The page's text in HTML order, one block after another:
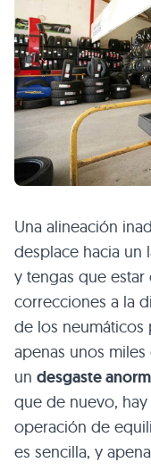
Una alineación
desplace hacia un
y tengas que
correcciones a la
de los neumáticos
apenas unos
un desgaste
que de nuevo,
operación de
es sencilla, y